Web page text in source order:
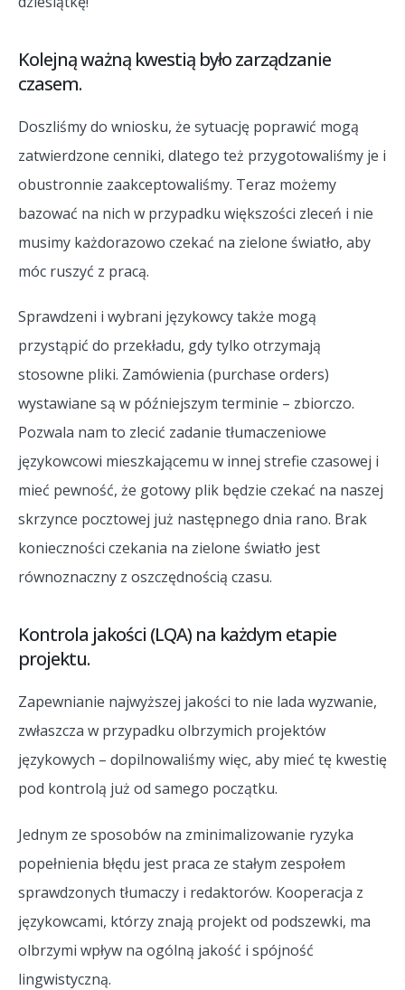
Kolejną ważną kwestią było zarządzanie
czasem.
Doszliśmy do wniosku, że sytuację poprawić mogą
zatwierdzone cenniki, dlatego też przygotowaliśmy je i
obustronnie zaakceptowaliśmy. Teraz możemy
bazować na nich w przypadku większości zleceń i nie
musimy każdorazowo czekać na zielone światło, aby
móc ruszyć z pracą.
Sprawdzeni i wybrani językowcy także mogą
przystąpić do przekładu, gdy tylko otrzymają
stosowne pliki. Zamówienia (purchase orders)
wystawiane są w późniejszym terminie – zbiorczo.
Pozwala nam to zlecić zadanie tłumaczeniowe
językowcowi mieszkającemu w innej strefie czasowej i
mieć pewność, że gotowy plik będzie czekać na naszej
skrzynce pocztowej już następnego dnia rano. Brak
konieczności czekania na zielone światło jest
równoznaczny z oszczędnością czasu.
Kontrola jakości (LQA) na każdym etapie
projektu.
Zapewnianie najwyższej jakości to nie lada wyzwanie,
zwłaszcza w przypadku olbrzymich projektów
językowych – dopilnowaliśmy więc, aby mieć tę kwestię
pod kontrolą już od samego początku.
Jednym ze sposobów na zminimalizowanie ryzyka
popełnienia błędu jest praca ze stałym zespołem
sprawdzonych tłumaczy i redaktorów. Kooperacja z
językowcami, którzy znają projekt od podszewki, ma
olbrzymi wpływ na ogólną jakość i spójność
lingwistyczną.